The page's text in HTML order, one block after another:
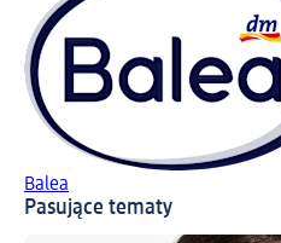
Balea
Pasujące tematy